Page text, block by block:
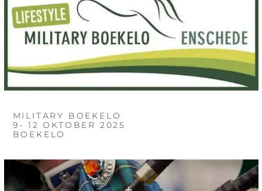
MILITARY BOEKELO
9- 12 OKTOBER 2025
BOEKELO